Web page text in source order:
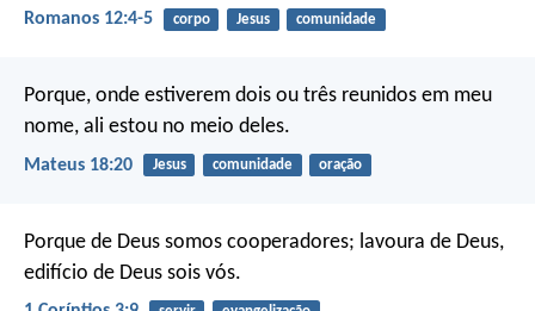
Romanos 12:4-5 corpo Jesus comunidade
Porque, onde estiverem dois ou três reunidos em meu
nome, ali estou no meio deles.
Mateus 18:20 Jesus comunidade oração
Porque de Deus somos cooperadores; lavoura de Deus,
edifício de Deus sois vós.